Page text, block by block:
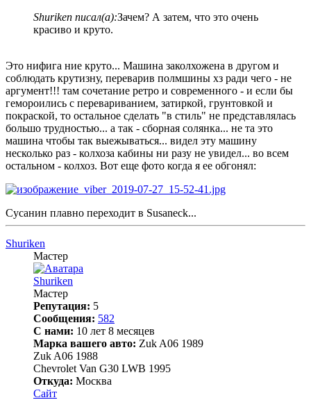
Shuriken писал(а):Зачем? А затем, что это очень
красиво и круто.
Это нифига ние круто... Машина заколхожена в другом и
соблюдать крутизну, переварив полмшины хз ради чего - не
аргумент!!! там сочетание ретро и современного - и если бы
гемороились с перевариванием, затиркой, грунтовкой и
покраской, то остальное сделать "в стиль" не представлялась
большо трудностью... а так - сборная солянка... не та это
машина чтобы так выежываться... видел эту машину
несколько раз - колхоза кабины ни разу не увидел... во всем
остальном - колхоз. Вот еще фото когда я ее обгонял:
Сусанин плавно переходит в Susaneck...
Shuriken
Мастер
Shuriken
Мастер
Репутация: 5
Сообщения: 582
С нами: 10 лет 8 месяцев
Марка вашего авто: Zuk A06 1989
Zuk A06 1988
Chevrolet Van G30 LWB 1995
Откуда: Москва
Сайт